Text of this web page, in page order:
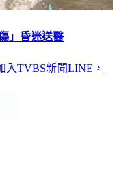
」昏迷送醫
入TVBS新聞LINE，